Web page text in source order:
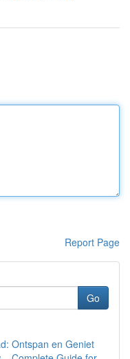
Report Page
Go
Ontspan en Geniet